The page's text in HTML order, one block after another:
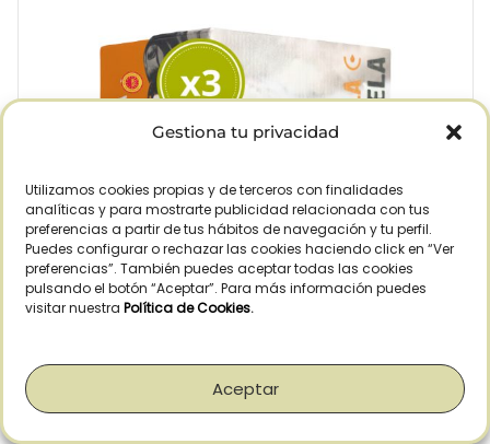
Gestiona tu privacidad
Utilizamos cookies propias y de terceros con finalidades
analíticas y para mostrarte publicidad relacionada con tus
preferencias a partir de tus hábitos de navegación y tu perfil.
Puedes configurar o rechazar las cookies haciendo click en “Ver
preferencias”. También puedes aceptar todas las cookies
pulsando el botón “Aceptar”. Para más información puedes
visitar nuestra Política de Cookies.
Aceptar